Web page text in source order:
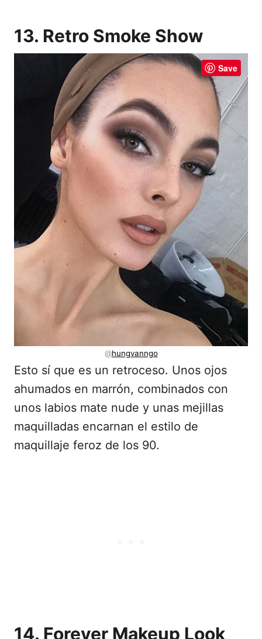
13. Retro Smoke Show
Save
@hungvanngo
Esto sí que es un retroceso. Unos ojos
ahumados en marrón, combinados con
unos labios mate nude y unas mejillas
maquilladas encarnan el estilo de
maquillaje feroz de los 90.
14. Forever Makeup Look